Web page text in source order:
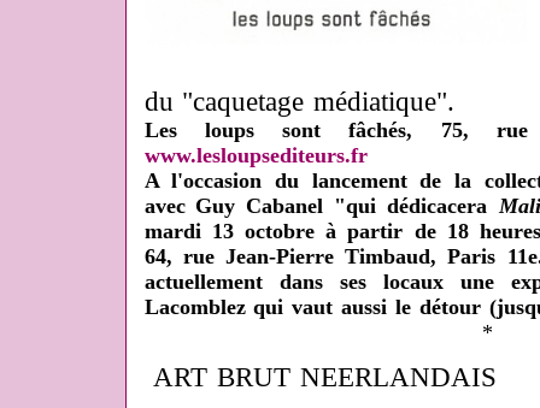
du "caquetage médiatique".
Les loups sont fâchés, 75,
www.lesloupsediteurs.fr
A l'occasion du lancement de la
avec Guy Cabanel "qui dédicacera
mardi 13 octobre à partir de 18
64, rue Jean-Pierre Timbaud, Paris
actuellement dans ses locaux une
Lacomblez qui vaut aussi le détour
*
ART BRUT NEERLANDAIS